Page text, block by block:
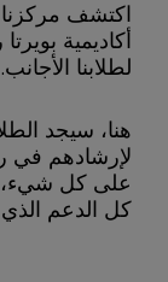
اكتشف
أكاديمية
لطلابنا الأجانب.
هنا، سيجد
لإرشادهم في
على كل شيء،
كل الدعم الذي